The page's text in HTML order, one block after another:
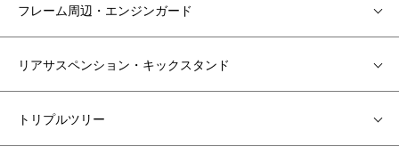
フレーム周辺・エンジンガード
リアサスペンション・キックスタンド
トリプルツリー